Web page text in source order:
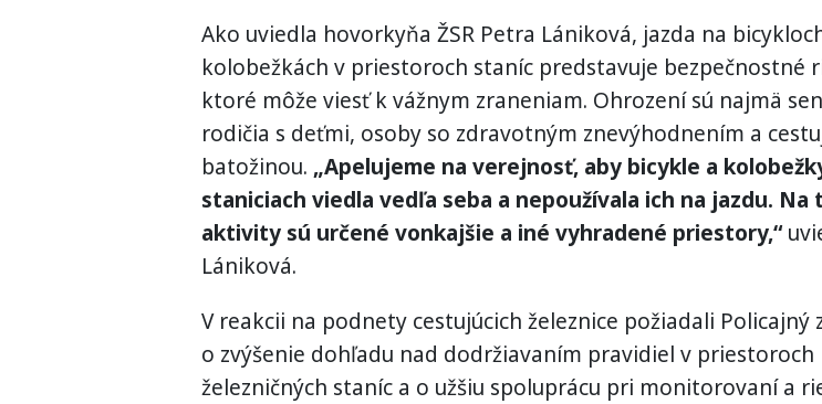
Ako uviedla hovorkyňa ŽSR Petra Lániková, jazda na
kolobežkách v priestoroch staníc predstavuje bezpečnostné
ktoré môže viesť k vážnym zraneniam. Ohrození sú najmä
rodičia s deťmi, osoby so zdravotným znevýhodnením a
batožinou. „Apelujeme na verejnosť, aby bicykle a
staniciach viedla vedľa seba a nepoužívala ich na jazdu. Na
aktivity sú určené vonkajšie a iné vyhradené priestory,“
Lániková.
V reakcii na podnety cestujúcich železnice požiadali Policajný
o zvýšenie dohľadu nad dodržiavaním pravidiel v priestoroch
železničných staníc a o užšiu spoluprácu pri monitorovaní a